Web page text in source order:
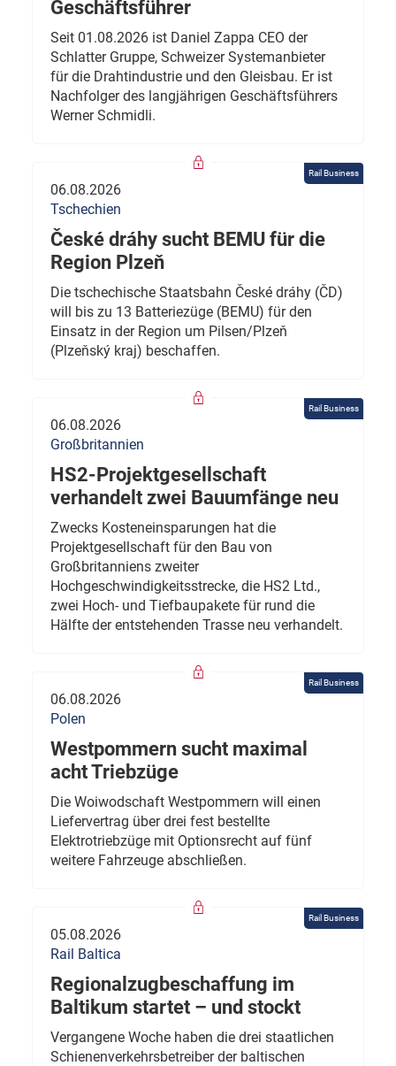
Geschäftsführer
Seit 01.08.2026 ist Daniel Zappa CEO der
Schlatter Gruppe, Schweizer Systemanbieter
für die Drahtindustrie und den Gleisbau. Er ist
Nachfolger des langjährigen Geschäftsführers
Werner Schmidli.
Rail Business
06.08.2026
Tschechien
České dráhy sucht BEMU für die
Region Plzeň
Die tschechische Staatsbahn České dráhy (ČD)
will bis zu 13 Batteriezüge (BEMU) für den
Einsatz in der Region um Pilsen/Plzeň
(Plzeňský kraj) beschaffen.
Rail Business
06.08.2026
Großbritannien
HS2-Projektgesellschaft
verhandelt zwei Bauumfänge neu
Zwecks Kosteneinsparungen hat die
Projektgesellschaft für den Bau von
Großbritanniens zweiter
Hochgeschwindigkeitsstrecke, die HS2 Ltd.,
zwei Hoch- und Tiefbaupakete für rund die
Hälfte der entstehenden Trasse neu verhandelt.
Rail Business
06.08.2026
Polen
Westpommern sucht maximal
acht Triebzüge
Die Woiwodschaft Westpommern will einen
Liefervertrag über drei fest bestellte
Elektrotriebzüge mit Optionsrecht auf fünf
weitere Fahrzeuge abschließen.
Rail Business
05.08.2026
Rail Baltica
Regionalzugbeschaffung im
Baltikum startet – und stockt
Vergangene Woche haben die drei staatlichen
Schienenverkehrsbetreiber der baltischen